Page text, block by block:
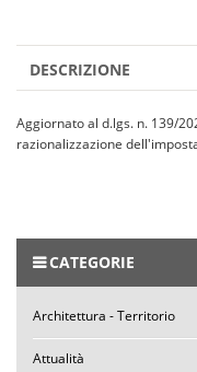
DESCRIZIONE
Aggiornato al d.lgs. n. 139/
razionalizzazione
CATEGORIE
Architettura - Territorio
Attualità